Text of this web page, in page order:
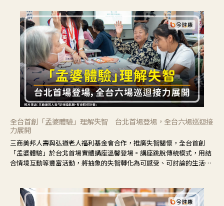
全台首創「孟婆體驗」理解失智 台北首場登場，全台六場巡迴接
力展開
三商美邦人壽與弘道老人福利基金會合作，推廣失智關懷，全台首創
「孟婆體驗」於台北首場實體講座溫馨登場。講座跳脫傳統模式，用結
合情境互動等豐富活動，將抽象的失智轉化為可感受、可討論的生活情